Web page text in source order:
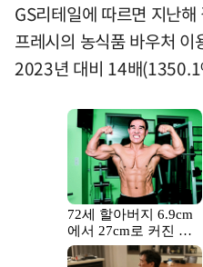
GS리테일에 따르면 지난
프레시의 농식품 바우처
2023년 대비 14배